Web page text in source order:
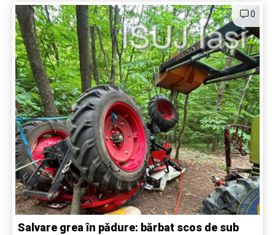
0
Salvare grea în pădure: bărbat scos de sub